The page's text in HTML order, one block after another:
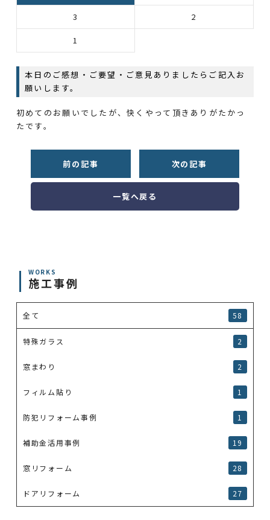
3 2
1
本日のご感想・ご要望・ご意見ありましたらご記入お
願いします。
初めてのお願いでしたが、快くやって頂きありがたかっ
たです。
前の記事 次の記事
一覧へ戻る
WORKS
施工事例
全て 58
特殊ガラス 2
窓まわり 2
フィルム貼り 1
防犯リフォーム事例 1
補助金活用事例 19
窓リフォーム 28
ドアリフォーム 27